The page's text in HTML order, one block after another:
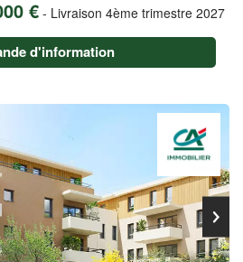
€ - Livraison 4ème trimestre 2027
d'information